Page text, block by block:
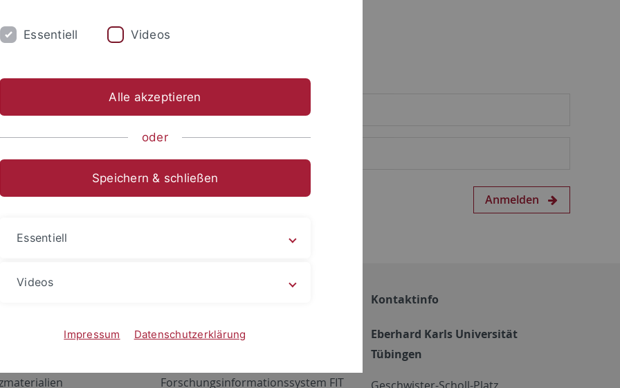
um sich anzumelden:
Anmelden
Netzwerk
ALMA
Forschungsinformationssystem FIT
Kontaktinfo
Eberhard Karls Universität
Tübingen
Essentiell Videos
Alle akzeptieren
oder
Speichern & schließen
Essentiell
Videos
Impressum Datenschutzerklärung